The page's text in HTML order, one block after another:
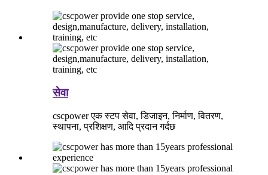
सेवा
cscpower एक स्टप सेवा, डिजाइन, निर्माण, वितरण,
स्थापना, प्रशिक्षण, आदि प्रदान गर्दछ